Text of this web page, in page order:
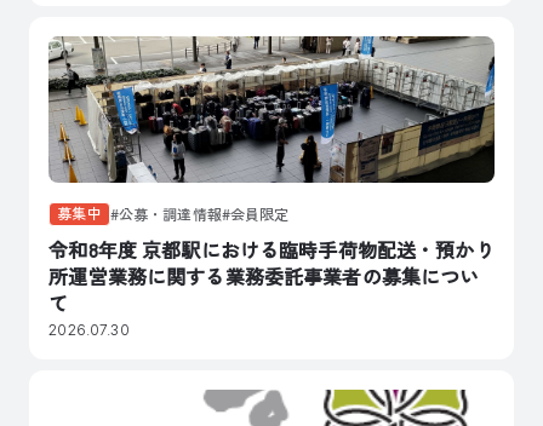
募集中 公募・調達情報 会員限定
令和8年度 京都駅における臨時手荷物配送・預かり
所運営業務に関する業務委託事業者の募集につい
て
2026.07.30